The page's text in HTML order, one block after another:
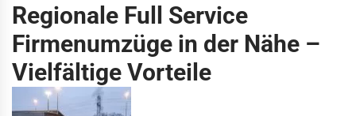
Regionale Full Service
Firmenumzüge in der Nähe –
Vielfältige Vorteile